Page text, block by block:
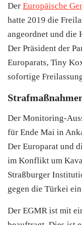
Der Europäische
hatte 2019 die
angeordnet und die
Der Präsident der
Europarats, Tiny
sofortige
Der Monitoring-
für Ende Mai in
Der Europarat und
im Konflikt um
Straßburger
gegen die Türkei
Der EGMR ist mit